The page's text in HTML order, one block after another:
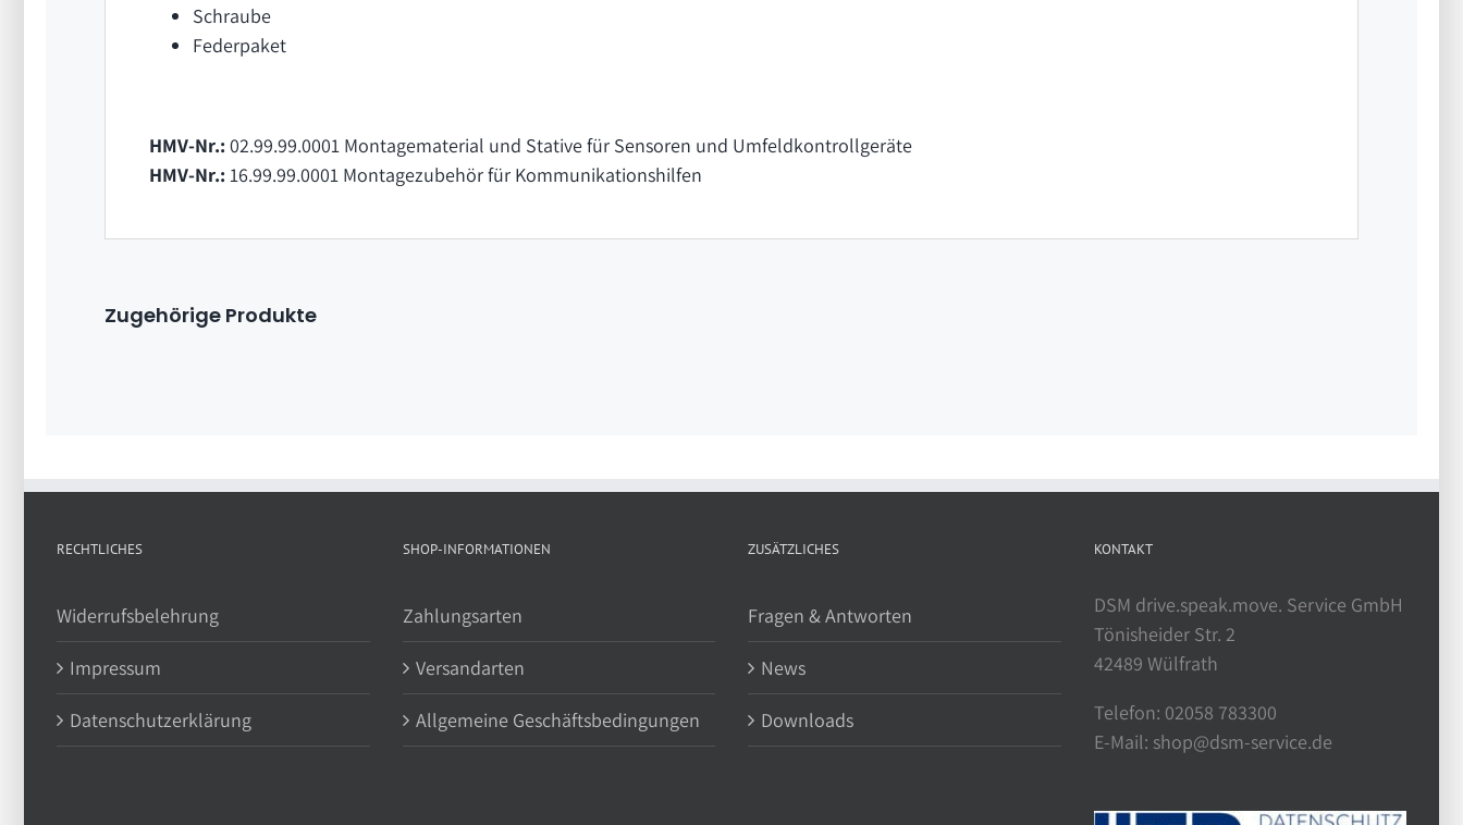
Schraube
Federpaket
HMV-Nr.: 02.99.99.0001 Montagematerial und Stative für Sensoren und Umfeldkontrollgeräte
HMV-Nr.: 16.99.99.0001 Montagezubehör für Kommunikationshilfen
Zugehörige Produkte
RECHTLICHES
Widerrufsbelehrung
Impressum
Datenschutzerklärung
SHOP-INFORMATIONEN
Zahlungsarten
Versandarten
Allgemeine Geschäftsbedingungen
ZUSÄTZLICHES
Fragen & Antworten
News
Downloads
KONTAKT
DSM drive.speak.move. Service GmbH
Tönisheider Str. 2
42489 Wülfrath
Telefon: 02058 783300
E-Mail: shop@dsm-service.de